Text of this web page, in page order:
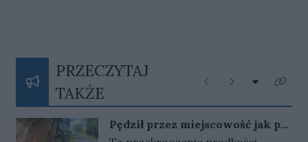
PRZECZYTAJ
TAKŻE
Poprzednie
Następne
Rozwiń
Kliknij
Pędził przez miejscowość jak po
autostradzie. Skończyło się